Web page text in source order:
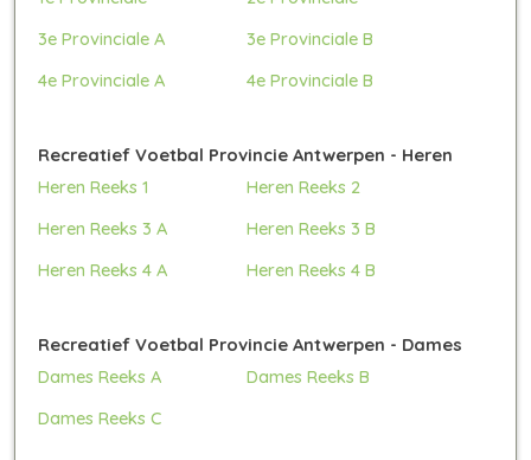
3e Provinciale A
3e Provinciale B
4e Provinciale A
4e Provinciale B
Recreatief Voetbal Provincie Antwerpen - Heren
Heren Reeks 1
Heren Reeks 2
Heren Reeks 3 A
Heren Reeks 3 B
Heren Reeks 4 A
Heren Reeks 4 B
Recreatief Voetbal Provincie Antwerpen - Dames
Dames Reeks A
Dames Reeks B
Dames Reeks C